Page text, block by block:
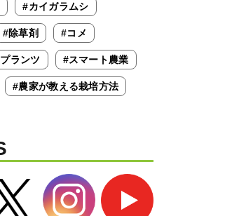
#カイガラムシ
#除草剤 #コメ
ランツ #スマート農業
#農家が教える栽培方法